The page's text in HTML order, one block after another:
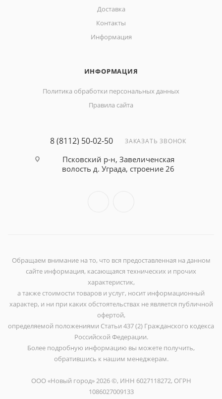
Доставка
Контакты
Информация
ИНФОРМАЦИЯ
Политика обработки персональных данных
Правила сайта
8 (8112) 50-02-50 ЗАКАЗАТЬ ЗВОНОК
Псковский р-н, Завеличенская
волость д. Уграда, строение 26
Обращаем внимание на то, что вся предоставленная на данном
сайте информация, касающаяся технических и прочих
характеристик,
а также стоимости товаров и услуг, носит информационный
характер, и ни при каких обстоятельствах не является публичной
офертой,
определяемой положениями Статьи 437 (2) Гражданского кодекса
Российской Федерации.
Более подробную информацию вы можете получить,
обратившись к нашим менеджерам.
ООО «Новый город» 2026 ©, ИНН 6027118272, ОГРН
1086027009133